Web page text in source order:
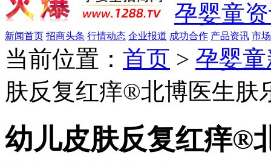
孕婴童
新闻首页 招商头条 行情动态 企业报道 成功合作 产品资讯 市
当前位置： 首页 > 孕婴
肤反复红痒®北博医生肤
幼儿皮肤反复红痒®